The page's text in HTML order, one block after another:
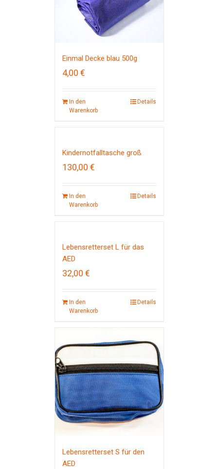
Einmal Decke blau 500g
4,00 €
In den
Warenkorb
Details
Kindernotfalltasche groß
130,00 €
In den
Warenkorb
Details
Lebensretterset L für das
AED
32,00 €
In den
Warenkorb
Details
Lebensretterset S für den
AED